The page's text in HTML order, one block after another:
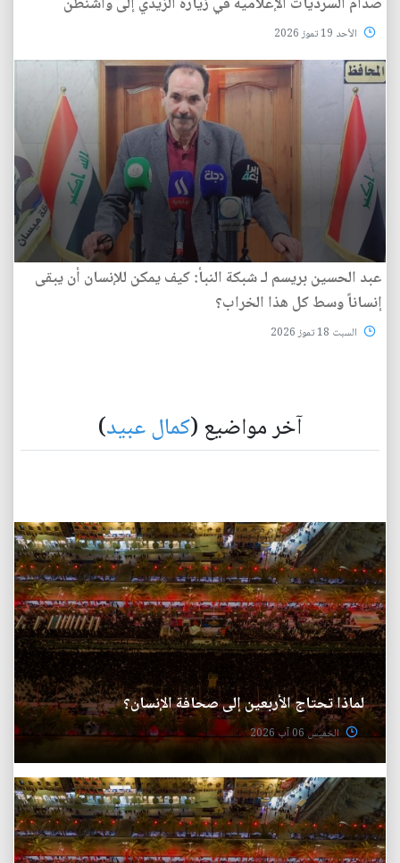
الأحد 19 تموز 2026
عبد الحسين بريسم لـ شبكة النبأ: كيف يمكن للإنسان أن يبقى
إنساناً وسط كل هذا الخراب؟
السبت 18 تموز 2026
آخر مواضيع (كمال عبيد)
لماذا تحتاج الأربعين إلى صحافة الإنسان؟
الخميس 06 آب 2026